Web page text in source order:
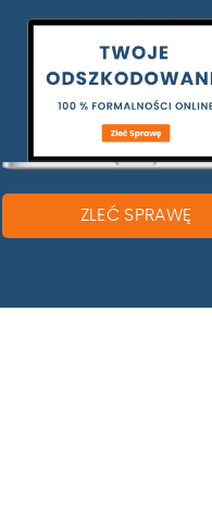
ZLEĆ SPRAWĘ